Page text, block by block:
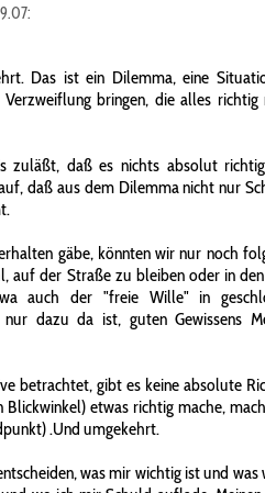
Das ist ein Dilemma, eine
bringen, die alles richtig
zuläßt, daß es nichts absolut
daß aus dem Dilemma nicht nur
gäbe, könnten wir nur noch
auf der Straße zu bleiben oder in
auch der "freie Wille" in
dazu da ist, guten Gewissens
betrachtet, gibt es keine absolute
etwas richtig mache,
.Und umgekehrt.
was mir wichtig ist und was